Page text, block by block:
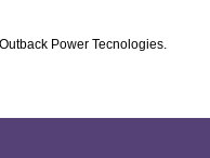
Power Tecnologies.